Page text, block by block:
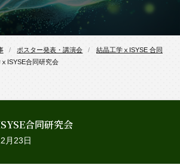
ポスター発表・講演会
結晶工学ⅹISYSE 合同
合同研究会
合同研究会
月23日